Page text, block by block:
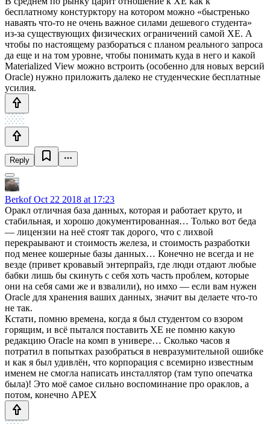
бесплатному констурктору на котором можно «быстренько
наваять что-то не очень важное силами дешевого студента»
из-за существующих физических ограничений самой XE. А
чтобы по настоящему разбораться с планом реального запроса
да еще и на том уровне, чтобы понимать куда в него и какой
Materialized View можно встроить (особенно для новых версий
Oracle) нужно приложить далеко не студенческие бесплатные
усилия.
Reply
BerkofOct 22 2018 at 17:23
Оракл отличная база данных, которая и работает круто, и
стабильная, и хорошо документированная… Только вот беда
— лицензии на неё стоят так дорого, что с лихвой
перекраывают и стоимость железа, и стоимость разработки
под менее кошерные базы данных… Конечно не всегда и не
везде (привет кровавый энтерпрайз, где люди отдают любые
бабки лишь бы скинуть с себя хоть часть проблем, которые
они на себя сами же и взвалили), но имхо — если вам нужен
Oracle для хранения ваших данных, значит вы делаете что-то
не так.
Кстати, помню времена, когда я был студентом со взором
горящим, и всё пытался поставить XE не помню какую
редакцию Oracle на комп в универе… Сколько часов я
потратил в попытках разобраться в невразумительной ошибке
и как я был удивлён, что корпорация с всемирно известным
именем не смогла написать инсталлятор (там тупо опечатка
была)! Это моё самое сильно воспоминание про ораклов, а
потом, конечно APEX